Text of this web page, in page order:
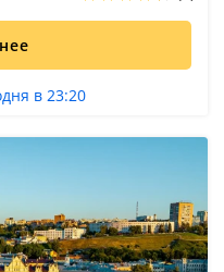
в 23:20